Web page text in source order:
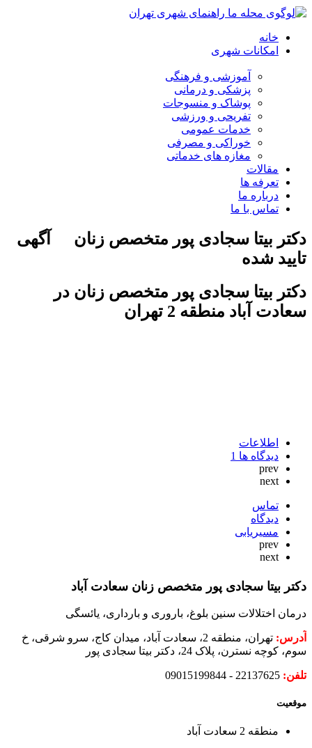
خانه
امکانات شهری
آموزشی و فرهنگی
پزشکی و درمانی
پوشاک و منسوجات
تفریحی و ورزشی
خدمات عمومی
خوراکی و مصرفی
مغازه های خدماتی
مقالات
تعرفه ها
درباره ما
تماس با ما
دکتر بیتا سجادی پور متخصص زنان
آگهی
تایید شده
دکتر بیتا سجادی پور متخصص زنان در
سعادت آباد منطقه 2 تهران
اطلاعات
دیدگاه ها 1
prev
next
تماس
دیدگاه
مسیریابی
prev
next
دکتر بیتا سجادی پور متخصص زنان سعادت آباد
درمان اختلالات سنین بلوغ، باروری و بارداری، یائسگی
آدرس:
تهران، منطقه 2، سعادت آباد، میدان کاج، سرو شرقی، خ
سوم، کوچه نسترن، پلاک 24، دکتر بیتا سجادی پور
تلفن:
موقعیت
منطقه 2 سعادت آباد